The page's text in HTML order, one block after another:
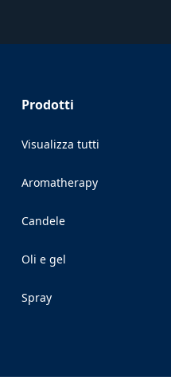
Prodotti
Visualizza tutti
Aromatherapy
Candele
Oli e gel
Spray